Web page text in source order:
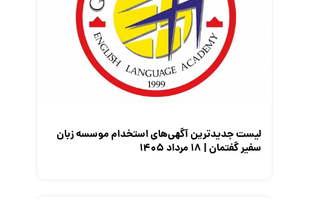
مصاحبه شغلی
معرفی شرکت ها
معرفی متخصصان منابع انسانی
معرفی مشاغل
لیست جدیدترین آگهی‌های استخدام موسسه زبان
سفیر گفتمان | ۱۸ مرداد ۱۴۰۵